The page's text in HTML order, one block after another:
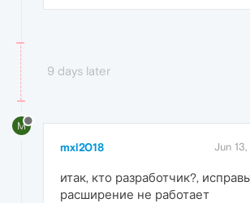
9 days later
M
mxl2018 Jun
итак, кто разработчик?,
расширение не работает